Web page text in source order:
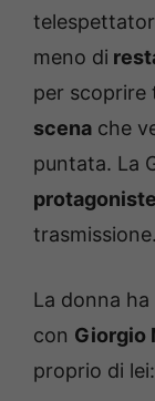
meno di
per scoprire
scena che
puntata. La
trasmissione.
La donna
con Giorgio
proprio di